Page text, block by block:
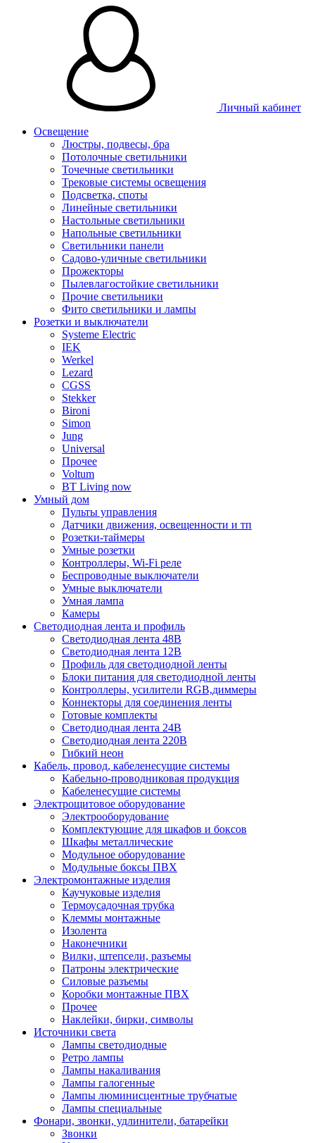
Личный кабинет
Освещение
Люстры, подвесы, бра
Потолочные светильники
Точечные светильники
Трековые системы освещения
Подсветка, споты
Линейные светильники
Настольные светильники
Напольные светильники
Светильники панели
Садово-уличные светильники
Прожекторы
Пылевлагостойкие светильники
Прочие светильники
Фито светильники и лампы
Розетки и выключатели
Systeme Electric
IEK
Werkel
Lezard
CGSS
Stekker
Bironi
Simon
Jung
Universal
Прочее
Voltum
BT Living now
Умный дом
Пульты управления
Датчики движения, освещенности и тп
Розетки-таймеры
Умные розетки
Контроллеры, Wi-Fi реле
Беспроводные выключатели
Умные выключатели
Умная лампа
Камеры
Светодиодная лента и профиль
Светодиодная лента 48В
Светодиодная лента 12В
Профиль для светодиодной ленты
Блоки питания для светодиодной ленты
Контроллеры, усилители RGB,диммеры
Коннекторы для соединения ленты
Готовые комплекты
Светодиодная лента 24В
Светодиодная лента 220В
Гибкий неон
Кабель, провод, кабеленесущие системы
Кабельно-проводниковая продукция
Кабеленесущие системы
Электрощитовое оборудование
Электрооборудование
Комплектующие для шкафов и боксов
Шкафы металлические
Модульное оборудование
Модульные боксы ПВХ
Электромонтажные изделия
Каучуковые изделия
Термоусадочная трубка
Клеммы монтажные
Изолента
Наконечники
Вилки, штепсели, разъемы
Патроны электрические
Силовые разъемы
Коробки монтажные ПВХ
Прочее
Наклейки, бирки, символы
Источники света
Лампы светодиодные
Ретро лампы
Лампы накаливания
Лампы галогенные
Лампы люминисцентные трубчатые
Лампы специальные
Фонари, звонки, удлинители, батарейки
Звонки